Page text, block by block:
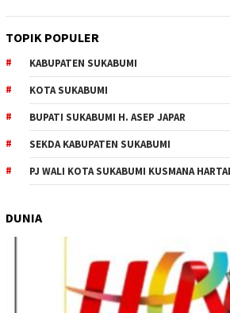
TOPIK POPULER
KABUPATEN SUKABUMI
KOTA SUKABUMI
BUPATI SUKABUMI H. ASEP JAPAR
SEKDA KABUPATEN SUKABUMI
PJ WALI KOTA SUKABUMI KUSMANA
DUNIA